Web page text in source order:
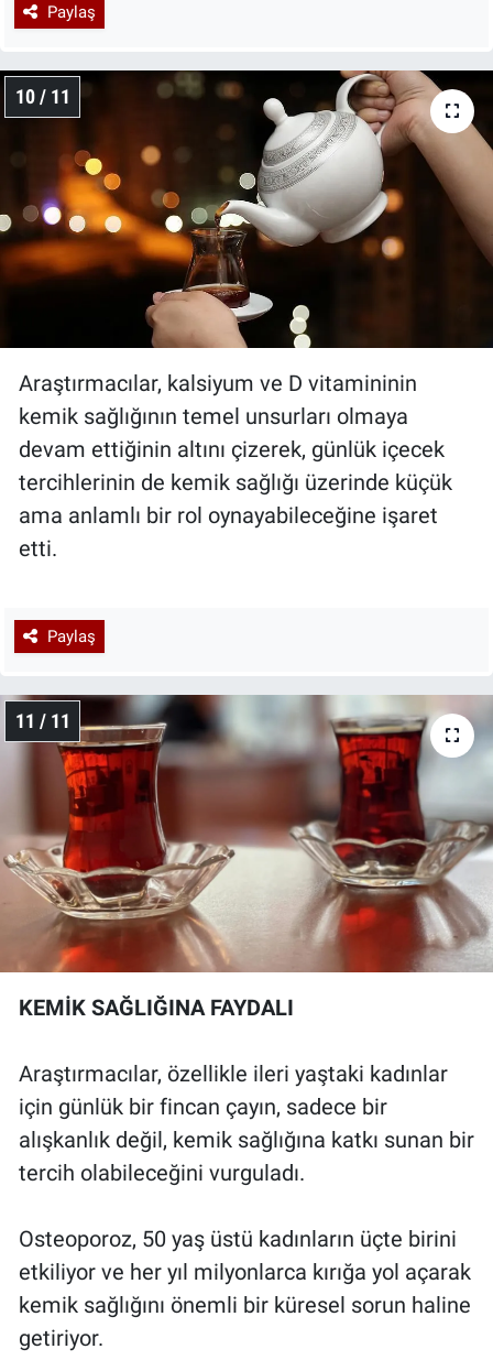
Paylaş
10 / 11
Araştırmacılar, kalsiyum ve D vitamininin
kemik sağlığının temel unsurları olmaya
devam ettiğinin altını çizerek, günlük içecek
tercihlerinin de kemik sağlığı üzerinde küçük
ama anlamlı bir rol oynayabileceğine işaret
etti.
Paylaş
11 / 11
KEMİK SAĞLIĞINA FAYDALI
Araştırmacılar, özellikle ileri yaştaki kadınlar
için günlük bir fincan çayın, sadece bir
alışkanlık değil, kemik sağlığına katkı sunan bir
tercih olabileceğini vurguladı.
Osteoporoz, 50 yaş üstü kadınların üçte birini
etkiliyor ve her yıl milyonlarca kırığa yol açarak
kemik sağlığını önemli bir küresel sorun haline
getiriyor.